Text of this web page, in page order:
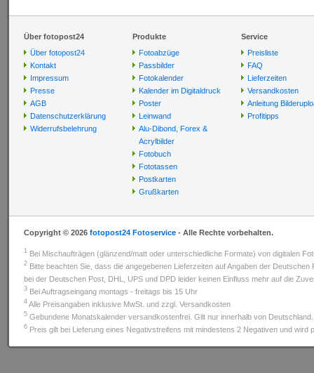
Über fotopost24
Über fotopost24
Kontakt
Impressum
Presse
AGB
Datenschutzerklärung
Widerrufsbelehrung
Produkte
Fotoabzüge
Passbilder
Fotokalender
Kalender im Digitaldruck
Poster
Leinwand
Alu-Dibond, Forex &
Acrylbilder
Fotobuch
Fototassen
Postkarten
Grußkarten
Service
Preisliste
FAQ
Lieferzeiten
Versandkosten
Anleitung
Profitipps
Copyright © 2026 fotopost24 Fotoservice - Alle Rechte vorbehalten.
1 Bei Mischaufträgen (glänzend/matt oder unterschiedliche Formate) von digitalen
2 Bitte beachten Sie, dass die angegebenen Lieferzeiten auf Angaben der
bei der Deutschen Post, DHL, UPS und DPD leider keinen Einfluss mehr auf die
3 Bei Auftragseingang montags - freitags bis 15 Uhr
4 Alle Preisangaben inklusive MwSt. und zzgl. Versandkosten
5 Gebundene Monatskalender versandkostenfrei. Gilt nur innerhalb von Deutschland.
6 Preis gilt bei Lieferung eines Negativstreifens mit mindestens 2 Negativen und wird